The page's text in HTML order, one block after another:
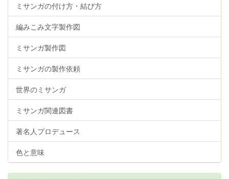
ミサンガの付け方・結び方
編みこみ文字製作図
ミサンガ製作図
ミサンガの製作依頼
世界のミサンガ
ミサンガ関連図書
著名人プロデュース
色と意味